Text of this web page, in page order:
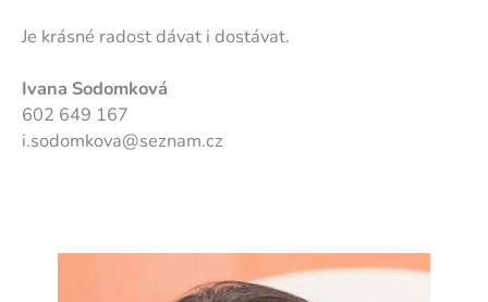
Je krásné radost dávat i dostávat.
Ivana Sodomková
602 649 167
i.sodomkova@seznam.cz